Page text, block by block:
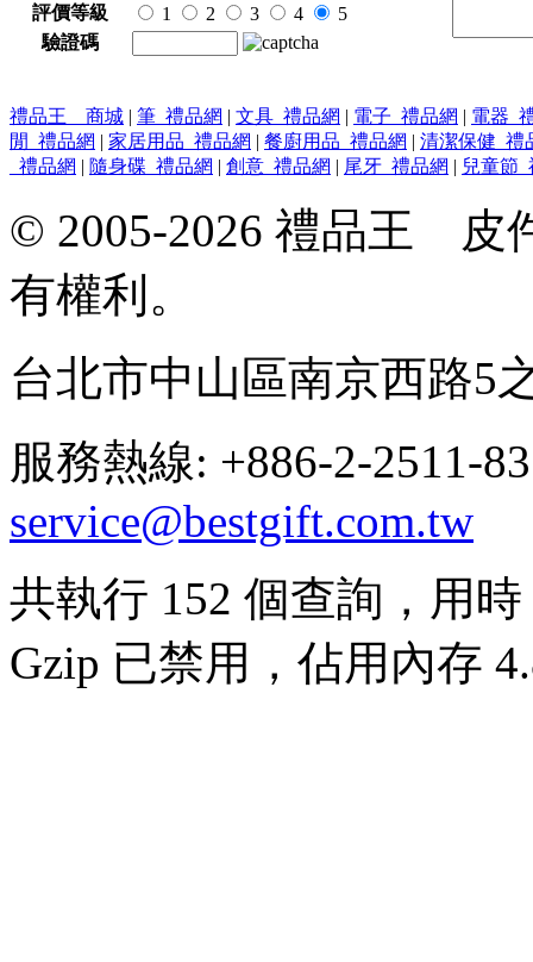
評價等級
1 2 3 4
5
驗證碼
禮品王 商城 | 筆_禮品網 | 文具_禮品網 | 電子_禮品網 | 電器_
閒_禮品網 | 家居用品_禮品網 | 餐廚用品_禮品網 | 清潔保健_禮
_禮品網 | 隨身碟_禮品網 | 創意_禮品網 | 尾牙_禮品網 | 兒童節
© 2005-2026 禮品王 皮
有權利。
台北市中山區南京西路5
服務熱線: +886-2-
service@bestgift.com.tw
共執行 152 個查詢，用
Gzip 已禁用，佔用內存